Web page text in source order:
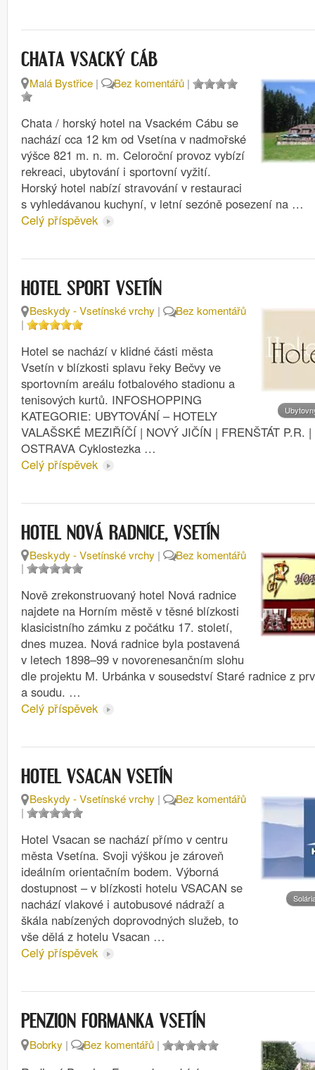
CHATA VSACKÝ CÁB
Malá Bystřice | Bez komentářů |
Chata / horský hotel na Vsackém Cábu se
nachází cca 12 km od Vsetína v nadmořské
výšce 821 m. n. m. Celoroční provoz vybízí
rekreaci, ubytování i sportovní vyžití.
Horský hotel nabízí stravování v restauraci
s vyhledávanou kuchyní, v letní sezóně posezení na …
Celý příspěvek
HOTEL SPORT VSETÍN
Beskydy - Vsetínské vrchy |
Bez komentářů
|
Hotel se nachází v klidné části města
Vsetín v blízkosti splavu řeky Bečvy ve
sportovním areálu fotbalového stadionu a
tenisových kurtů. INFOSHOPPING
KATEGORIE: UBYTOVÁNÍ – HOTELY
VALAŠSKÉ MEZIŘÍČÍ | NOVÝ JIČÍN | FRENŠTÁT P.R.
OSTRAVA Cyklostezka …
Celý příspěvek
HOTEL NOVÁ RADNICE, VSETÍN
Beskydy - Vsetínské vrchy |
Bez komentářů
|
Nově zrekonstruovaný hotel Nová radnice
najdete na Horním městě v těsné blízkosti
klasicistního zámku z počátku 17. století,
dnes muzea. Nová radnice byla postavená
v letech 1898–99 v novorenesančním slohu
dle projektu M. Urbánka v sousedství Staré radnice z
a soudu. …
Celý příspěvek
HOTEL VSACAN VSETÍN
Beskydy - Vsetínské vrchy |
Bez komentářů
|
Hotel Vsacan se nachází přímo v centru
města Vsetína. Svoji výškou je zároveň
ideálním orientačním bodem. Výborná
dostupnost – v blízkosti hotelu VSACAN se
nachází vlakové i autobusové nádraží a
škála nabízených doprovodných služeb, to
vše dělá z hotelu Vsacan …
Celý příspěvek
PENZION FORMANKA VSETÍN
Bobrky | Bez komentářů |